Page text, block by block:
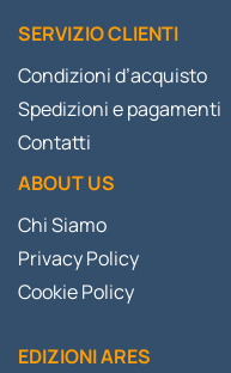
SERVIZIO CLIENTI
Condizioni d’acquisto
Spedizioni e pagamenti
Contatti
ABOUT US
Chi Siamo
Privacy Policy
Cookie Policy
EDIZIONI ARES